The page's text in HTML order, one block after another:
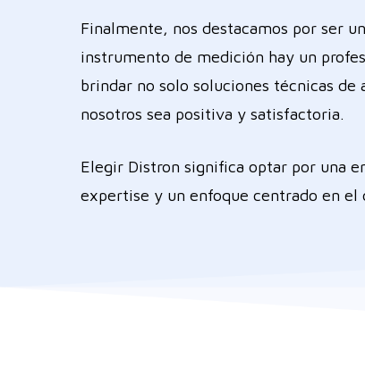
Finalmente, nos destacamos por ser
instrumento de medición hay un
brindar no solo soluciones técnicas
nosotros sea positiva y satisfactoria.
Elegir Distron significa optar por una
expertise y un enfoque centrado en